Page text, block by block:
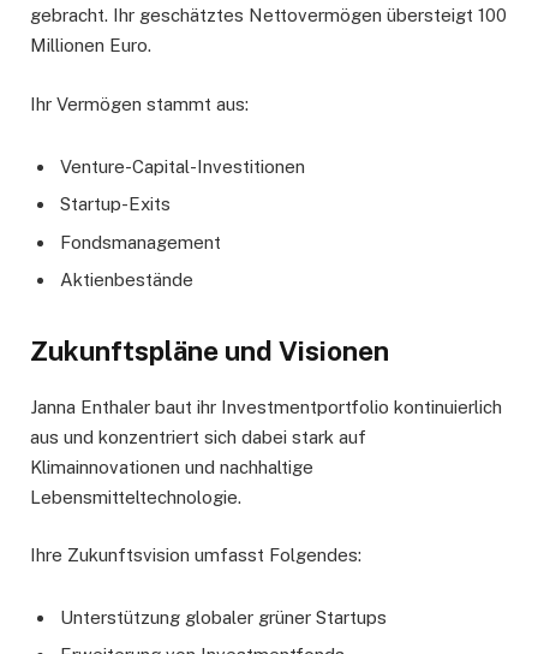
gebracht. Ihr geschätztes Nettovermögen übersteigt 100
Millionen Euro.
Ihr Vermögen stammt aus:
Venture-Capital-Investitionen
Startup-Exits
Fondsmanagement
Aktienbestände
Zukunftspläne und Visionen
Janna Enthaler baut ihr Investmentportfolio kontinuierlich
aus und konzentriert sich dabei stark auf
Klimainnovationen und nachhaltige
Lebensmitteltechnologie.
Ihre Zukunftsvision umfasst Folgendes:
Unterstützung globaler grüner Startups